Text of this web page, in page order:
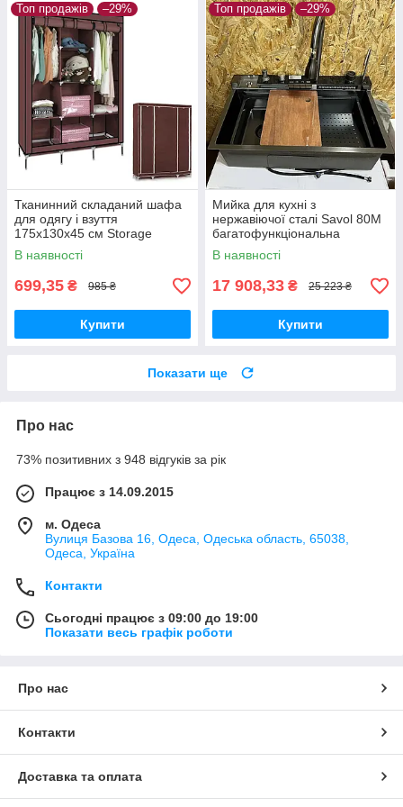
Топ продажів –29%
Тканинний складаний шафа
для одягу і взуття
175х130х45 см Storage
Wardrobe 88130 AN
В наявності
699,35 ₴ 985 ₴
Купити
Топ продажів –29%
Мийка для кухні з
нержавіючої сталі Savol 80М
багатофункціональна
кухонна мийка
В наявності
17 908,33 ₴ 25 223 ₴
Купити
Показати ще
Про нас
73% позитивних з 948 відгуків за рік
Працює з 14.09.2015
м. Одеса
Вулиця Базова 16, Одеса, Одеська область, 65038,
Одеса, Україна
Контакти
Сьогодні працює з 09:00 до 19:00
Показати весь графік роботи
Про нас
Контакти
Доставка та оплата